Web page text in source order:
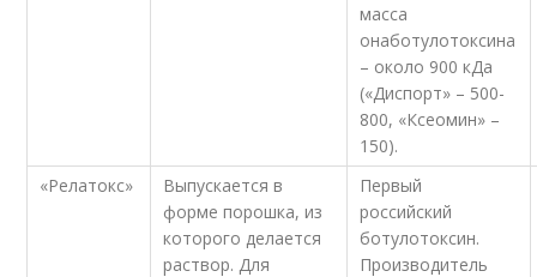
масса
онаботулотоксина
– около 900 кДа
(«Диспорт» – 500-
800, «Ксеомин» –
150).
«Релатокс»
Выпускается в
форме порошка, из
которого делается
раствор. Для
Первый
российский
ботулотоксин.
Производитель